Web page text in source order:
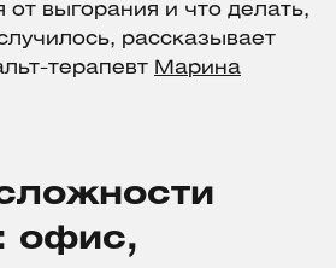
от выгорания и что делать,
рассказывает
терапевт Марина
офис,